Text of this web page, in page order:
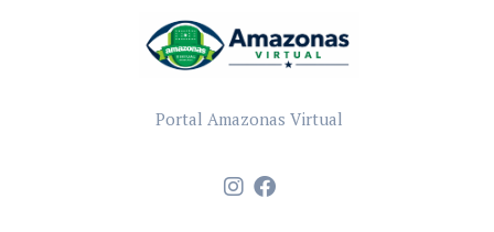
Portal Amazonas Virtual